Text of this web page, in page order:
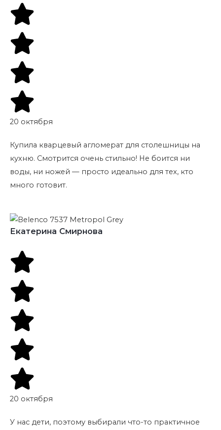
20 октября
Купила кварцевый агломерат для столешницы на
кухню. Смотрится очень стильно! Не боится ни
воды, ни ножей — просто идеально для тех, кто
много готовит.
Екатерина Смирнова
20 октября
У нас дети, поэтому выбирали что-то практичное